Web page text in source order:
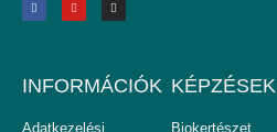
INFORMÁCIÓK
Adatkezelési
KÉPZÉSEK
Biokertészet